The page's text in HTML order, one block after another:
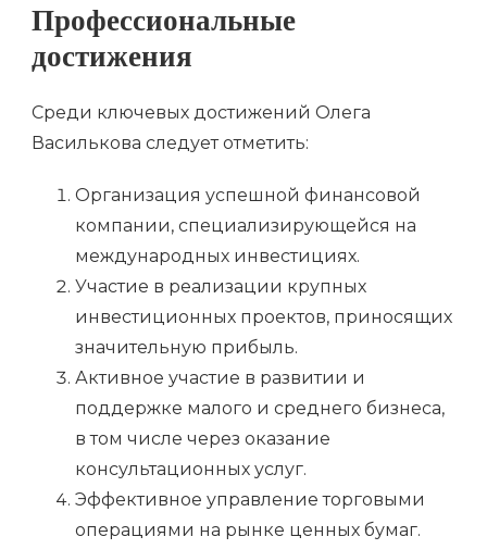
Профессиональные
достижения
Среди ключевых достижений Олега
Василькова следует отметить:
Организация успешной финансовой
компании, специализирующейся на
международных инвестициях.
Участие в реализации крупных
инвестиционных проектов, приносящих
значительную прибыль.
Активное участие в развитии и
поддержке малого и среднего бизнеса,
в том числе через оказание
консультационных услуг.
Эффективное управление торговыми
операциями на рынке ценных бумаг.